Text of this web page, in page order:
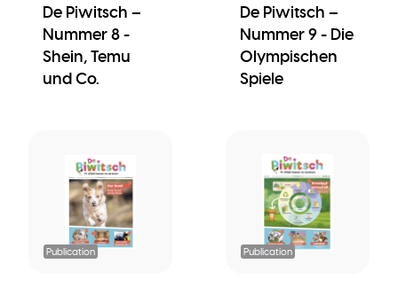
De Piwitsch –
Nummer 8 -
Shein, Temu
und Co.
De Piwitsch –
Nummer 9 - Die
Olympischen
Spiele
Publication Publication